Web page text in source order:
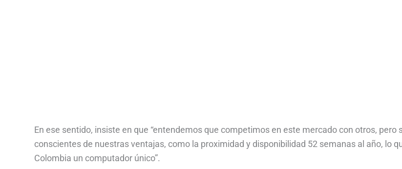
En ese sentido, insiste en que “entendemos que competimos en este mercado con otros, pero
conscientes de nuestras ventajas, como la proximidad y disponibilidad 52 semanas al año, lo
Colombia un computador único”.